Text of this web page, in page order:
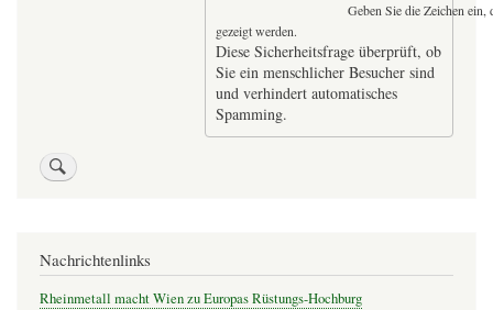
Geben Sie die Zeichen
gezeigt werden.
Diese Sicherheitsfrage überprüft, ob
Sie ein menschlicher Besucher sind
und verhindert automatisches
Spamming.
Nachrichtenlinks
Rheinmetall macht Wien zu Europas Rüstungs-Hochburg